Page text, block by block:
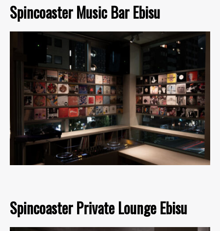
Spincoaster Music Bar Ebisu
Spincoaster Private Lounge Ebisu